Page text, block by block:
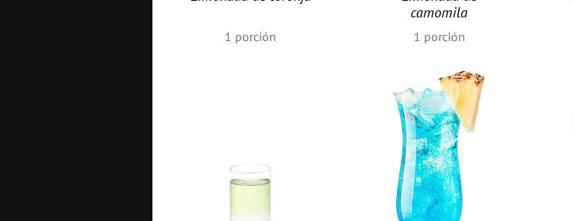
1 porción
camomila
1 porción